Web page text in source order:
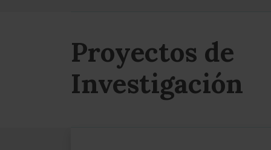
Proyectos de
Investigación